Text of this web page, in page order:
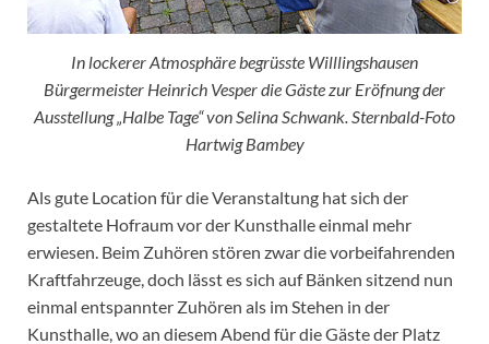
In lockerer Atmosphäre begrüsste Willlingshausen
Bürgermeister Heinrich Vesper die Gäste zur Eröfnung der
Ausstellung „Halbe Tage“ von Selina Schwank. Sternbald-Foto
Hartwig Bambey
Als gute Location für die Veranstaltung hat sich der
gestaltete Hofraum vor der Kunsthalle einmal mehr
erwiesen. Beim Zuhören stören zwar die vorbeifahrenden
Kraftfahrzeuge, doch lässt es sich auf Bänken sitzend nun
einmal entspannter Zuhören als im Stehen in der
Kunsthalle, wo an diesem Abend für die Gäste der Platz